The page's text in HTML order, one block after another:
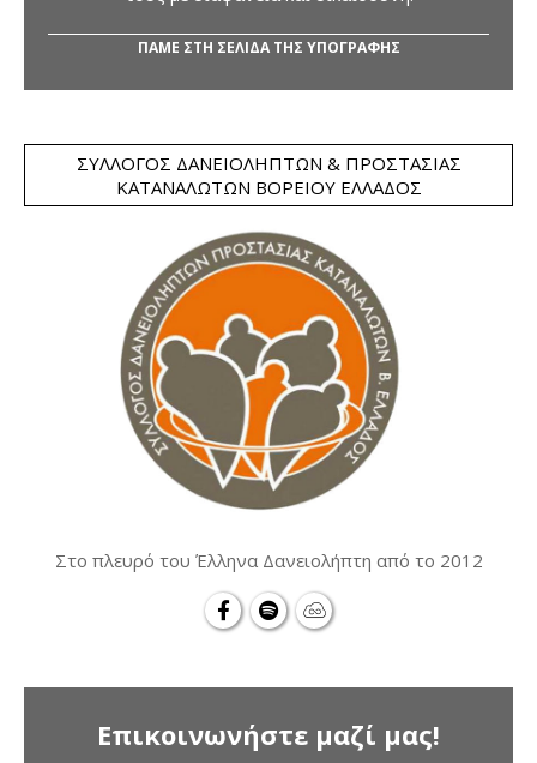
ΠΑΜΕ ΣΤΗ ΣΕΛΙΔΑ ΤΗΣ ΥΠΟΓΡΑΦΗΣ
ΣΎΛΛΟΓΟΣ ΔΑΝΕΙΟΛΗΠΤΏΝ & ΠΡΟΣΤΑΣΊΑΣ
ΚΑΤΑΝΑΛΩΤΏΝ ΒΟΡΕΊΟΥ ΕΛΛΆΔΟΣ
Στο πλευρό του Έλληνα Δανειολήπτη από το 2012
Επικοινωνήστε μαζί μας!